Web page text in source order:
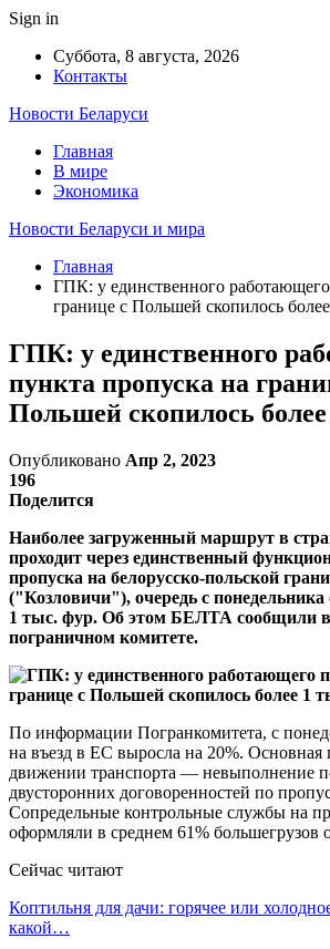
Sign in
Суббота, 8 августа, 2026
Контакты
Новости Беларуси
Главная
В мире
Экономика
Новости Беларуси и мира
Главная
ГПК: у единственного
границе с Польшей скопилось
ГПК: у единственного
пункта пропуска на
Польшей скопилось
Опубликовано Апр 2, 2023
196
Поделится
Наиболее загруженный маршрут в
проходит через единственный
пропуска на белорусско-польской
("Козловичи"), очередь с
1 тыс. фур. Об этом БЕЛТА сообщили в
пограничном комитете.
По информации Погранкомитета, с
на въезд в ЕС выросла на 20%. Основная
движении транспорта — невыполнение
двусторонних договоренностей по
Сопредельные контрольные службы на
оформляли в среднем 61% большегрузов
Сейчас читают
Коптильня для дачи: горячее или
какой…